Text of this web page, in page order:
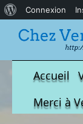
Accueil
Merci à
propos
Connexion